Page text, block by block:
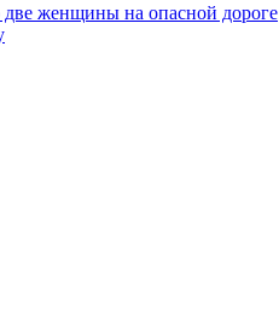
две женщины на опасной дороге